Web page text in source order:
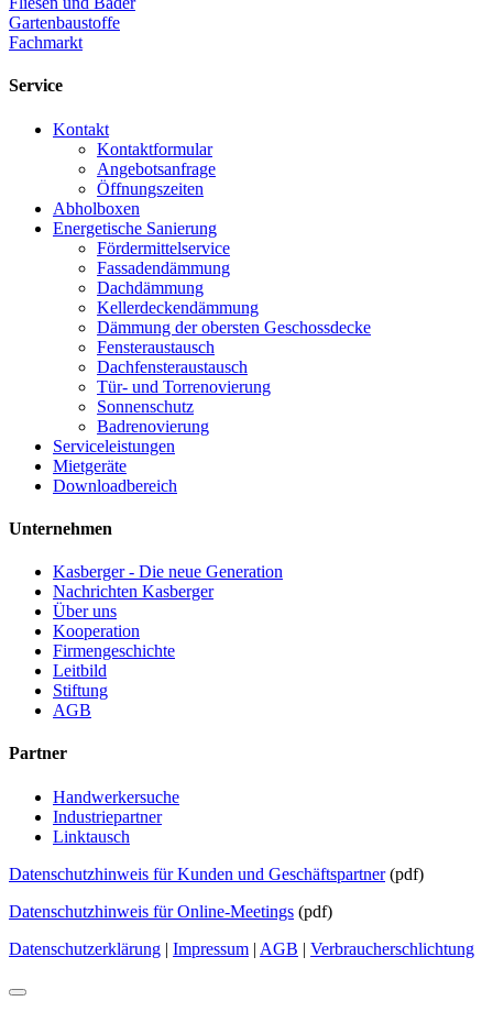
Gartenbaustoffe
Fachmarkt
Service
Kontakt
Kontaktformular
Angebotsanfrage
Öffnungszeiten
Abholboxen
Energetische Sanierung
Fördermittelservice
Fassadendämmung
Dachdämmung
Kellerdeckendämmung
Dämmung der obersten Geschossdecke
Fensteraustausch
Dachfensteraustausch
Tür- und Torrenovierung
Sonnenschutz
Badrenovierung
Serviceleistungen
Mietgeräte
Downloadbereich
Unternehmen
Kasberger - Die neue Generation
Nachrichten Kasberger
Über uns
Kooperation
Firmengeschichte
Leitbild
Stiftung
AGB
Partner
Handwerkersuche
Industriepartner
Linktausch
Datenschutzhinweis für Kunden und Geschäftspartner(pdf)
Datenschutzhinweis für Online-Meetings (pdf)
Datenschutzerklärung | Impressum | AGB | Verbraucherschlichtung